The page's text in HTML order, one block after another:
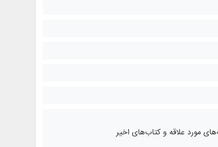
مورد علاقه و کتاب‌های اخیر